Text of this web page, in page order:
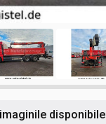
disponibile